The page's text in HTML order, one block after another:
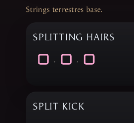
Strings terrestres base.
SPLITTING HAIRS
, ,
SPLIT KICK